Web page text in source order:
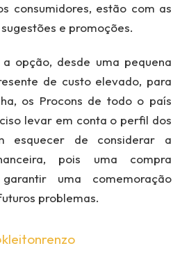
consumidores, estão com as
e promoções.
opção, desde uma pequena
de custo elevado, para
os Procons de todo o país
levar em conta o perfil dos
esquecer de considerar a
pois uma compra
uma comemoração
problemas.